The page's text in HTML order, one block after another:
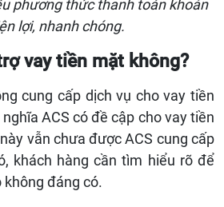
phương thức thanh toán khoản
lợi, nhanh chóng.
vay tiền mặt không?
cung cấp dịch vụ cho vay tiền
ACS có đề cập cho vay tiền
vẫn chưa được ACS cung cấp
khách hàng cần tìm hiểu rõ để
không đáng có.